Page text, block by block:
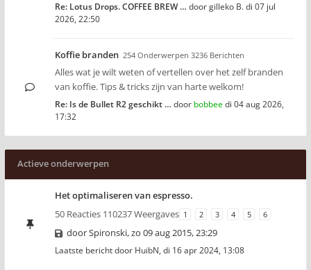
Re: Lotus Drops. COFFEE BREW … doorgilleko B.di 07 jul
2026, 22:50
Koffie branden 254 Onderwerpen 3236 Berichten
Alles wat je wilt weten of vertellen over het zelf branden
van koffie. Tips & tricks zijn van harte welkom!
Re: Is de Bullet R2 geschikt … door bobbeedi 04 aug 2026,
17:32
Actieve onderwerpen
Het optimaliseren van espresso.
50 Reacties 110237 Weergaves 1 2 3 4 5 6
doorSpironski,zo 09 aug 2015, 23:29
Laatste bericht door HuibN, di 16 apr 2024, 13:08